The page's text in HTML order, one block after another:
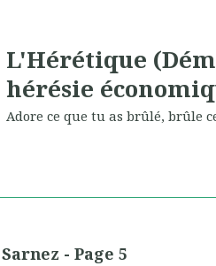
L'Hérétique
hérésie
Adore ce que tu as brûlé, brûle
Sarnez - Page 5